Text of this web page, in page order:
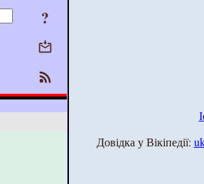
?
Довідка у Вікіпедії: